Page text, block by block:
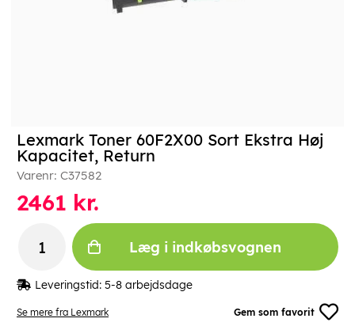
Se mere fra Lexmark Gem som favorit
Lexmark Toner 60F2X00 Sort Ekstra Høj
Kapacitet, Return
Varenr: C37582
2461 kr.
Læg i indkøbsvognen
Leveringstid: 5-8 arbejdsdage